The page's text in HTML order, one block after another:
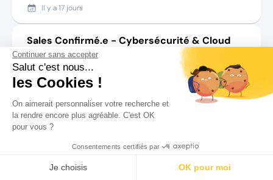
Continuer sans accepter
Salut c'est nous...
les Cookies !
On aimerait personnaliser votre recherche et
la rendre encore plus agréable. C'est OK
pour vous ?
Consentements certifiés par
Je choisis OK pour moi
Il y a17 jours
Sales Confirmé.e - Cybersécurité & Cloud
(H/F)
Paris
80-90K€
Il y a 27 jours
Account manager - Collecte & Recyclage
Il y a 12 jours
Rechercher